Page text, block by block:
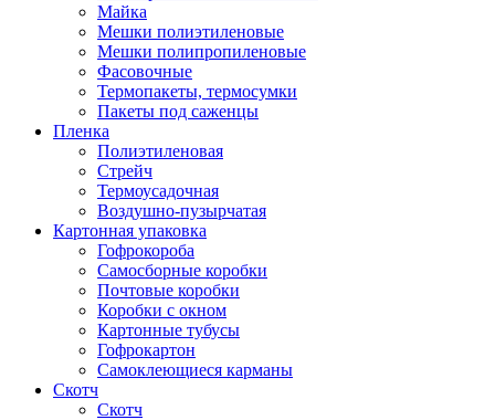
Майка
Мешки полиэтиленовые
Мешки полипропиленовые
Фасовочные
Термопакеты, термосумки
Пакеты под саженцы
Пленка
Полиэтиленовая
Стрейч
Термоусадочная
Воздушно-пузырчатая
Картонная упаковка
Гофрокороба
Самосборные коробки
Почтовые коробки
Коробки с окном
Картонные тубусы
Гофрокартон
Самоклеющиеся карманы
Скотч
Скотч